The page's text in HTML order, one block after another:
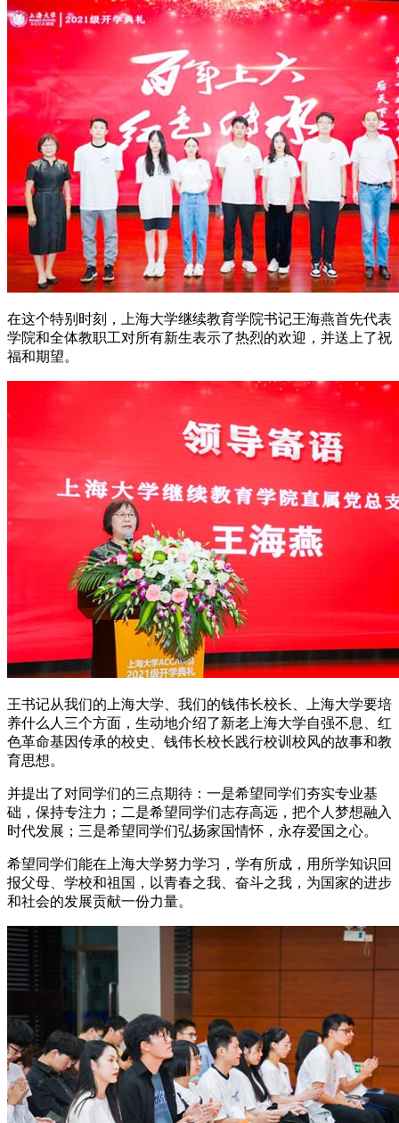
在这个特别时刻，上海大学继续教育学院书记王海燕首先代表
学院和全体教职工对所有新生表示了热烈的欢迎，并送上了祝
福和期望。
王书记从我们的上海大学、我们的钱伟长校长、上海大学要培
养什么人三个方面，生动地介绍了新老上海大学自强不息、红
色革命基因传承的校史、钱伟长校长践行校训校风的故事和教
育思想。
并提出了对同学们的三点期待：一是希望同学们夯实专业基
础，保持专注力；二是希望同学们志存高远，把个人梦想融入
时代发展；三是希望同学们弘扬家国情怀，永存爱国之心。
希望同学们能在上海大学努力学习，学有所成，用所学知识回
报父母、学校和祖国，以青春之我、奋斗之我，为国家的进步
和社会的发展贡献一份力量。